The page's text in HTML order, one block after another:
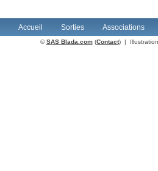
Accueil Sorties Associations
©SAS Blada.com(Contact) |